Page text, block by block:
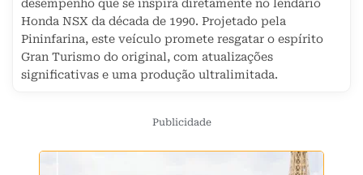
desempenho que se inspira diretamente no lendário
Honda NSX da década de 1990. Projetado pela
Pininfarina, este veículo promete resgatar o espírito
Gran Turismo do original, com atualizações
significativas e uma produção ultralimitada.
Publicidade